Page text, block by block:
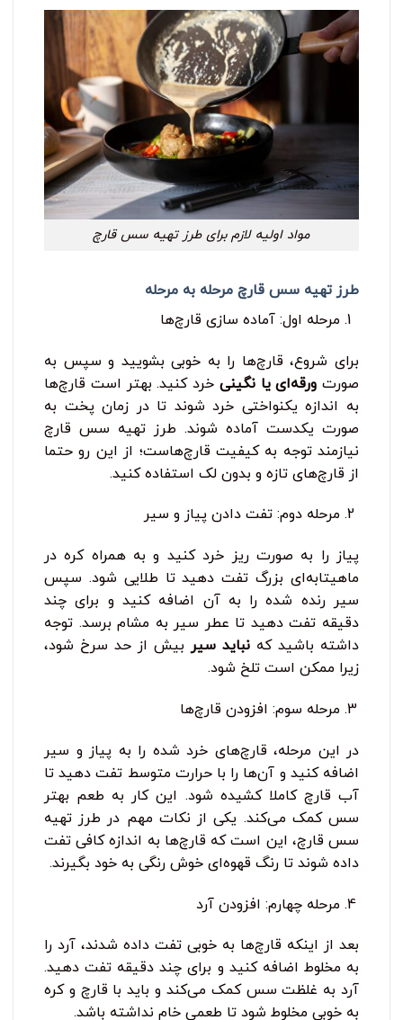
مواد اولیه لازم برای طرز تهیه سس قارچ
طرز تهیه سس قارچ مرحله به مرحله
مرحله اول: آماده ‌سازی قارچ‌ها
برای شروع، قارچ‌ها را به خوبی بشویید و سپس به
صورت ورقه‌ای یا نگینی خرد کنید. بهتر است قارچ‌ها
به اندازه‌ یکنواختی خرد شوند تا در زمان پخت به
صورت یکدست آماده شوند. طرز تهیه سس قارچ
نیازمند توجه به کیفیت قارچ‌هاست؛ از این رو حتما
از قارچ‌های تازه و بدون لک استفاده کنید.
مرحله دوم: تفت دادن پیاز و سیر
پیاز را به صورت ریز خرد کنید و به همراه کره در
ماهیتابه‌ای بزرگ تفت دهید تا طلایی شود. سپس
سیر رنده ‌شده را به آن اضافه کنید و برای چند
دقیقه تفت دهید تا عطر سیر به مشام برسد. توجه
داشته باشید که نباید سیر بیش از حد سرخ شود،
زیرا ممکن است تلخ شود.
مرحله سوم: افزودن قارچ‌ها
در این مرحله، قارچ‌های خرد شده را به پیاز و سیر
اضافه کنید و آن‌ها را با حرارت متوسط تفت دهید تا
آب قارچ کاملا کشیده شود. این کار به طعم بهتر
سس کمک می‌کند. یکی از نکات مهم در طرز تهیه
سس قارچ، این است که قارچ‌ها به اندازه کافی تفت
داده شوند تا رنگ قهوه‌ای خوش ‌رنگی به خود بگیرند.
مرحله چهارم: افزودن آرد
بعد از اینکه قارچ‌ها به خوبی تفت داده شدند، آرد را
به مخلوط اضافه کنید و برای چند دقیقه تفت دهید.
آرد به غلظت سس کمک می‌کند و باید با قارچ و کره
به خوبی مخلوط شود تا طعمی خام نداشته باشد.